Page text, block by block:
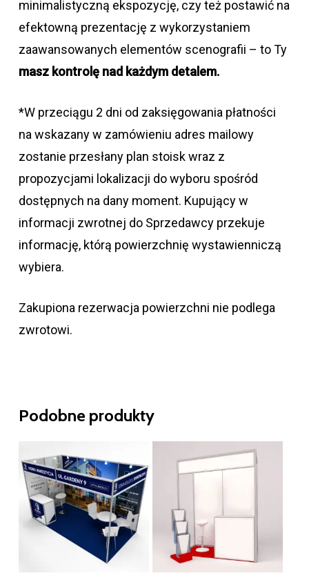
minimalistyczną ekspozycję, czy też postawić na
efektowną prezentację z wykorzystaniem
zaawansowanych elementów scenografii – to Ty
masz kontrolę nad każdym detalem.
*W przeciągu 2 dni od zaksięgowania płatności
na wskazany w zamówieniu adres mailowy
zostanie przesłany plan stoisk wraz z
propozycjami lokalizacji do wyboru spośród
dostępnych na dany moment. Kupujący w
informacji zwrotnej do Sprzedawcy przekuje
informację, którą powierzchnię wystawienniczą
wybiera.
Zakupiona rezerwacja powierzchni nie podlega
zwrotowi.
Podobne produkty